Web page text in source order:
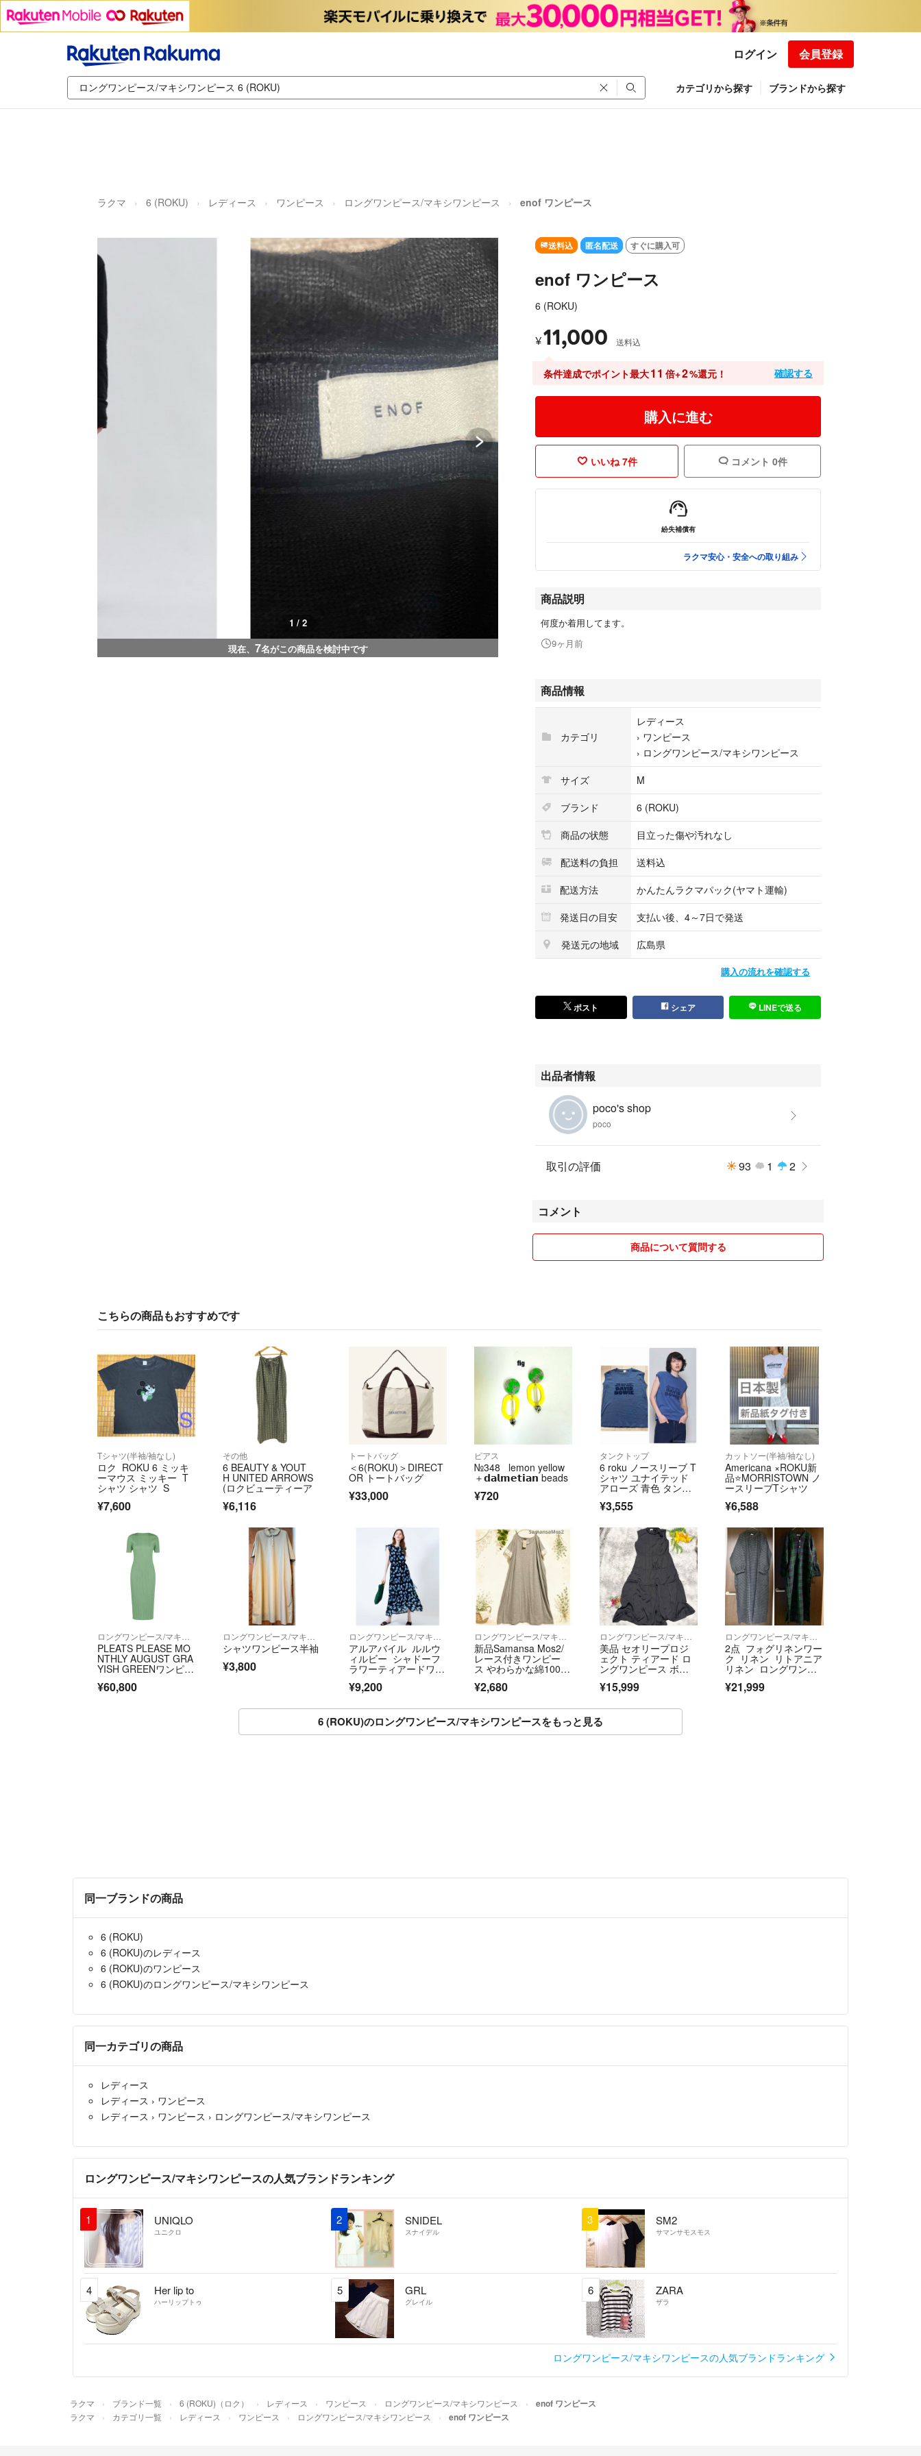
ログイン 会員登録
カテゴリから探す ブランドから探す
ラクマ 6 (ROKU) レディース ワンピース ロングワンピース/マキシワンピース enof ワンピース
1 / 2
現在、 7名がこの商品を検討中です
送料込 匿名配送 すぐに購入可
enof ワンピース
6 (ROKU)
¥11,000 送料込
条件達成でポイント最大11 倍+2%還元！ 確認する
購入に進む
いいね 7件 コメント 0件
紛失補償有
ラクマ安心・安全への取り組み
商品説明
何度か着用してます。
9ヶ月前
商品情報
カテゴリ
レディース
› ワンピース
› ロングワンピース/マキシワンピース
サイズ
M
ブランド
6 (ROKU)
商品の状態
目立った傷や汚れなし
配送料の負担
送料込
配送方法
かんたんラクマパック(ヤマト運輸)
発送日の目安
支払い後、4～7日で発送
発送元の地域
広島県
購入の流れを確認する
ポスト シェア LINEで送る
出品者情報
poco's shop
poco
取引の評価 93 1 2
コメント
商品について質問する
こちらの商品もおすすめです
Tシャツ(半袖/袖なし)
ロク ROKU 6 ミッキ
ーマウス ミッキー T
シャツ シャツ S
¥7,600
その他
6 BEAUTY & YOUT
H UNITED ARROWS
(ロクビューティーア
¥6,116
トートバッグ
＜6(ROKU)＞DIRECT
OR トートバッグ
¥33,000
ピアス
№348 lemon yellow
＋𝗱𝗮𝗹𝗺𝗲𝘁𝗶𝗮𝗻 beads
¥720
タンクトップ
6 roku ノースリーブ T
シャツ ユナイテッド
アローズ 青色 タンク
¥3,555
カットソー(半袖/袖なし)
Americana ×ROKU新
品⭐️MORRISTOWN ノ
ースリーブTシャツ
¥6,588
PLEATS PLEASE MO
NTHLY AUGUST GRA
YISH GREENワンピー
¥60,800
シャツワンピース半袖
¥3,800
アルアバイル ルルウ
ィルビー シャドーフ
ラワーティアードワン
¥9,200
新品Samansa Mos2/
レース付きワンピー
ス やわらかな綿100％
した着心地の良いワン
¥2,680
美品 セオリープロジ
ェクト ティアード ロ
ングワンピース ボウ
¥15,999
2点 フォグリネンワー
ク リネン リトアニア
リネン ロングワンピ
ツ 麻 マキシ
¥21,999
6 (ROKU)のロングワンピース/マキシワンピースをもっと見る
同一ブランドの商品
6 (ROKU)
6 (ROKU)のレディース
6 (ROKU)のワンピース
6 (ROKU)のロングワンピース/マキシワンピース
同一カテゴリの商品
レディース
レディース › ワンピース
レディース › ワンピース › ロングワンピース/マキシワンピース
ロングワンピース/マキシワンピースの人気ブランドランキング
1 UNIQLO
ユニクロ
2 SNIDEL
スナイデル
3 SM2
サマンサモスモス
4 Her lip to
ハーリップトゥ
5 GRL
グレイル
6 ZARA
ザラ
ロングワンピース/マキシワンピースの人気ブランドランキング
ラクマ ブランド一覧 6 (ROKU)（ロク） レディース ワンピース ロングワンピース/マキシワンピース enof ワンピース
ラクマ カテゴリ一覧 レディース ワンピース ロングワンピース/マキシワンピース enof ワンピース